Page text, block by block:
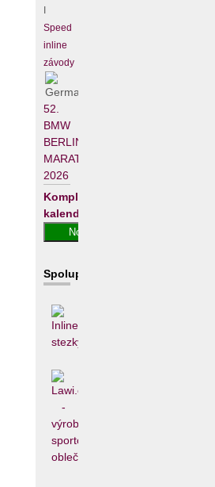
Speed
inline
závody
52.
BMW
BERLIN-
MARATHON
2026
Kompletní
kalendář
Spolupracujeme